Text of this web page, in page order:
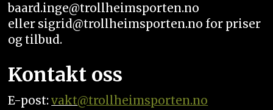
baard.inge@trollheimsporten.no
eller sigrid@trollheimsporten.no for priser
og tilbud.
Kontakt oss
E-post:vakt@trollheimsporten.no